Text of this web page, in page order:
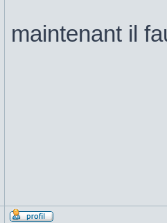
maintenant il